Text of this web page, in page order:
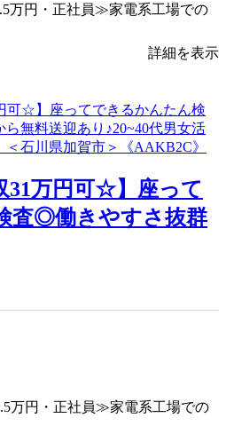
万円・正社員≫家電系工場での
詳細を表示
31万円可☆】座って
査◎働きやすさ抜群
万円・正社員≫家電系工場での